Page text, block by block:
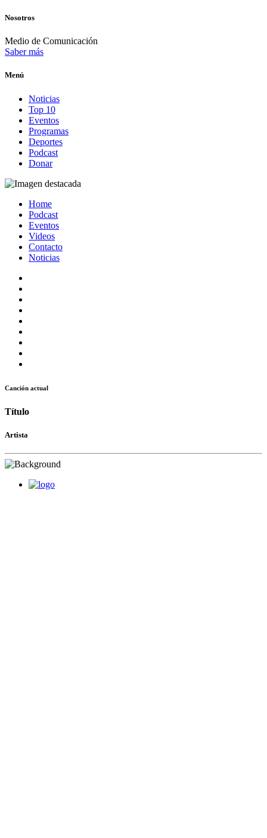
Nosotros
Medio de Comunicación
Saber más
Menú
Noticias
Top 10
Eventos
Programas
Deportes
Podcast
Donar
Home
Podcast
Eventos
Videos
Contacto
Noticias
Canción actual
Título
Artista